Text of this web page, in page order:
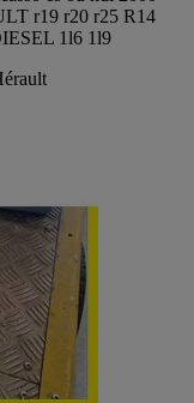
r19 r20 r25 R14
1l6 1l9